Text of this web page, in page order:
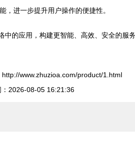
进一步提升用户操作的便捷性。
的应用，构建更智能、高效、安全的服
www.zhuzioa.com/product/1.html
：2026-08-05 16:21:36